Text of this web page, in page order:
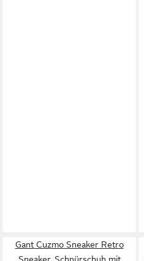
Gant Cuzmo Sneaker Retro